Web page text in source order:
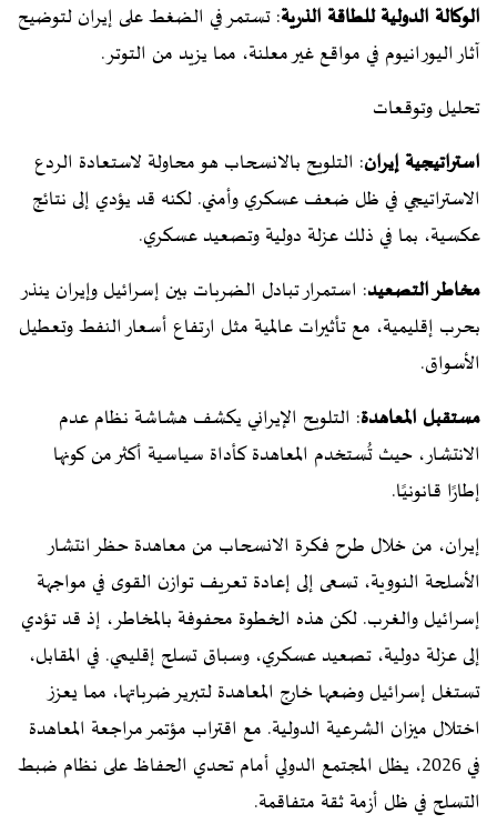
الوكالة الدولية للطاقة الذرية: تستمر في الضغط على إيران لتوضيح
آثار اليورانيوم في مواقع غير معلنة، مما يزيد من التوتر.
تحليل وتوقعات
استراتيجية إيران: التلويح بالانسحاب هو محاولة لاستعادة الردع
الاستراتيجي في ظل ضعف عسكري وأمني. لكنه قد يؤدي إلى نتائج
عكسية، بما في ذلك عزلة دولية وتصعيد عسكري.
مخاطر التصعيد: استمرار تبادل الضربات بين إسرائيل وإيران ينذر
بحرب إقليمية، مع تأثيرات عالمية مثل ارتفاع أسعار النفط وتعطيل
الأسواق.
مستقبل المعاهدة: التلويح الإيراني يكشف هشاشة نظام عدم
الانتشار، حيث تُستخدم المعاهدة كأداة سياسية أكثر من كونها
إطارًا قانونيًا.
إيران، من خلال طرح فكرة الانسحاب من معاهدة حظر انتشار
الأسلحة النووية، تسعى إلى إعادة تعريف توازن القوى في مواجهة
إسرائيل والغرب. لكن هذه الخطوة محفوفة بالمخاطر، إذ قد تؤدي
إلى عزلة دولية، تصعيد عسكري، وسباق تسلح إقليمي. في المقابل،
تستغل إسرائيل وضعها خارج المعاهدة لتبرير ضرباتها، مما يعزز
اختلال ميزان الشرعية الدولية. مع اقتراب مؤتمر مراجعة المعاهدة
في 2026، يظل المجتمع الدولي أمام تحدي الحفاظ على نظام ضبط
التسلح في ظل أزمة ثقة متفاقمة.